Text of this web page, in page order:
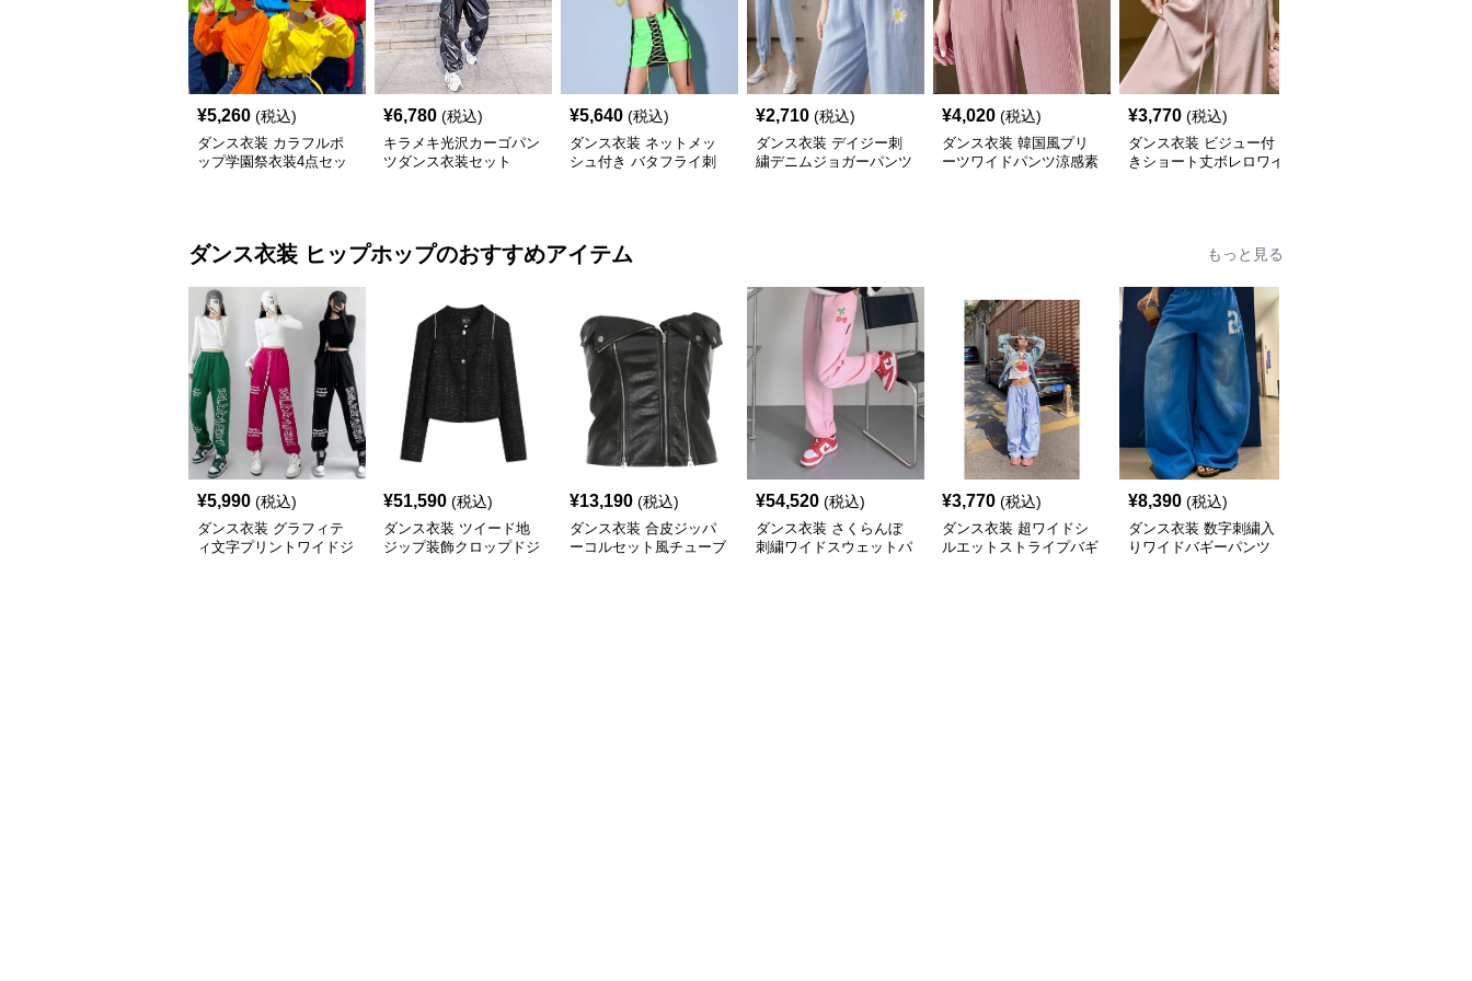
¥5,260 (税込)
ダンス衣装 カラフルポ
ップ学園祭衣装4点セッ
¥6,780 (税込)
キラメキ光沢カーゴパン
ツダンス衣装セット
¥5,640 (税込)
ダンス衣装 ネットメッ
シュ付き バタフライ刺
¥2,710 (税込)
ダンス衣装 デイジー刺
繍デニムジョガーパンツ
¥4,020 (税込)
ダンス衣装 韓国風プリ
ーツワイドパンツ涼感素
¥3,770 (税込)
ダンス衣装 ビジュー付
きショート丈ボレロワイ
ダンス衣装 ヒップホップのおすすめアイテム もっと見る
¥5,990 (税込)
ダンス衣装 グラフィテ
ィ文字プリントワイドジ
¥51,590 (税込)
ダンス衣装 ツイード地
ジップ装飾クロップドジ
¥13,190 (税込)
ダンス衣装 合皮ジッパ
ーコルセット風チューブ
¥54,520 (税込)
ダンス衣装 さくらんぼ
刺繍ワイドスウェットパ
¥3,770 (税込)
ダンス衣装 超ワイドシ
ルエットストライプバギ
¥8,390 (税込)
ダンス衣装 数字刺繍入
りワイドバギーパンツ